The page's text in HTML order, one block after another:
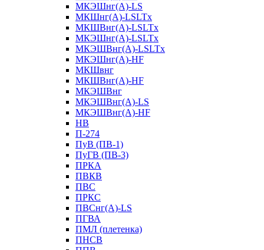
МКЭШнг(А)-LS
МКШнг(А)-LSLTx
МКШВнг(A)-LSLTx
МКЭШнг(А)-LSLTx
МКЭШВнг(A)-LSLTx
МКЭШнг(А)-HF
МКШвнг
МКШВнг(А)-HF
МКЭШВнг
МКЭШВнг(А)-LS
МКЭШВнг(А)-HF
НВ
П-274
ПуВ (ПВ-1)
ПуГВ (ПВ-3)
ПРКА
ПВКВ
ПВС
ПРКС
ПВСнг(А)-LS
ПГВА
ПМЛ (плетенка)
ПНСВ